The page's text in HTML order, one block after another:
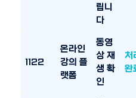
립니
다
1122
온라인
강의 플
랫폼
동영
상 재
생 확
인
처
완